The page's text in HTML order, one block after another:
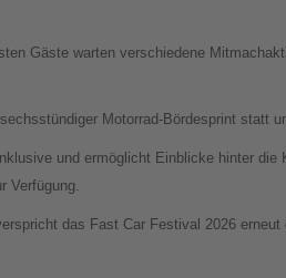
Gäste warten verschiedene
Motorrad-Bördesprint statt
und ermöglicht Einblicke hinter
Verfügung.
das Fast Car Festival 2026